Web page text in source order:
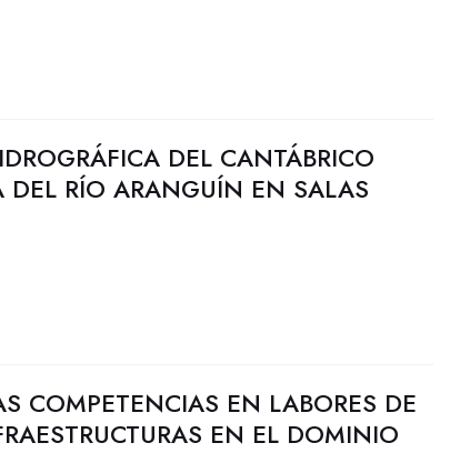
DEL CANTÁBRICO
DEL RÍO ARANGUÍN EN SALAS
COMPETENCIAS EN LABORES DE
EN EL DOMINIO